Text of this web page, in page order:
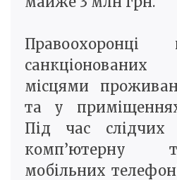
місцями
та у
Під час слідчих
комп’ютерну
мобільних